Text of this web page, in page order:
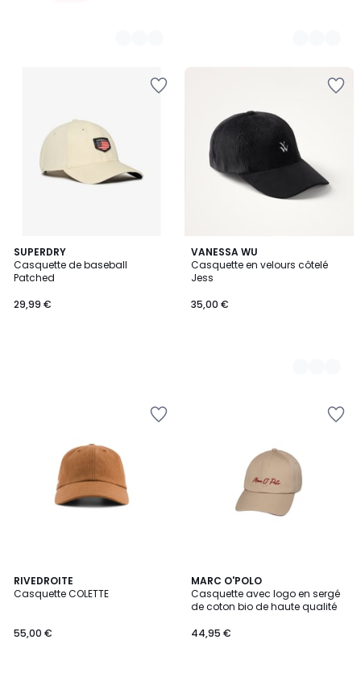
SUPERDRY
Casquette de baseball
Patched
29,99 €
VANESSA WU
Casquette en velours côtelé
Jess
35,00 €
2
Couleurs
RIVEDROITE
Casquette COLETTE
55,00 €
2
Couleurs
MARC O'POLO
Casquette avec logo en sergé
de coton bio de haute qualité
44,95 €
2
Couleurs